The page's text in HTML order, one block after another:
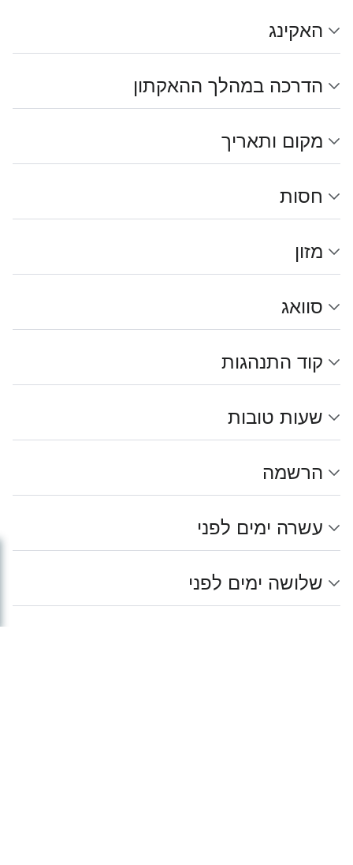
האקינג
הדרכה במהלך ההאקתון
מקום ותאריך
חסות
מזון
סוואג
קוד התנהגות
שעות טובות
הרשמה
עשרה ימים לפני
שלושה ימים לפני